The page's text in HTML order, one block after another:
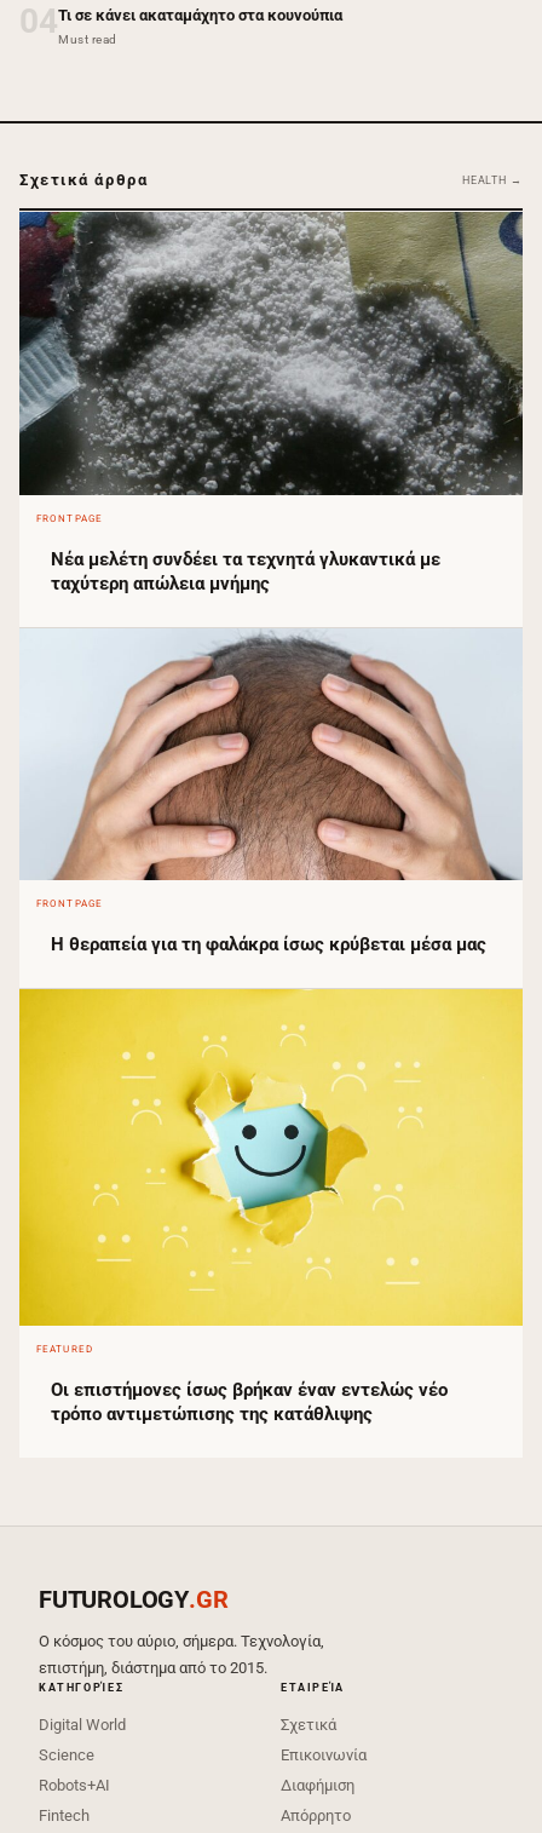
04Τι σε κάνει ακαταμάχητο στα κουνούπια
Must read
Σχετικά άρθρα HEALTH →
FRONTPAGE
Νέα μελέτη συνδέει τα τεχνητά γλυκαντικά με
ταχύτερη απώλεια μνήμης
FRONTPAGE
Η θεραπεία για τη φαλάκρα ίσως κρύβεται μέσα μας
FEATURED
Οι επιστήμονες ίσως βρήκαν έναν εντελώς νέο
τρόπο αντιμετώπισης της κατάθλιψης
FUTUROLOGY.GR
Ο κόσμος του αύριο, σήμερα. Τεχνολογία,
επιστήμη, διάστημα από το 2015.
ΚΑΤΗΓΟΡΊΕΣ
Digital World
Science
Robots+AI
Fintech
ΕΤΑΙΡΕΊΑ
Σχετικά
Επικοινωνία
Διαφήμιση
Απόρρητο